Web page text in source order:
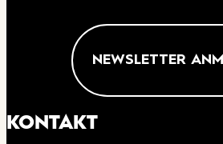
NEWSLETTER
KONTAKT